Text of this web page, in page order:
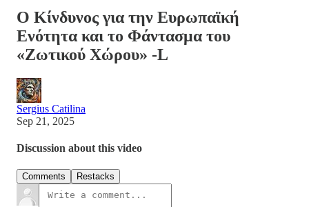
Ο Κίνδυνος για την Ευρωπαϊκή
Ενότητα και το Φάντασμα του
«Ζωτικού Χώρου» -L
Sergius Catilina
Sep 21, 2025
Discussion about this video
Comments Restacks